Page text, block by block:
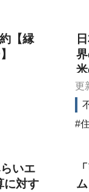
【縁
更
いエ
に対す